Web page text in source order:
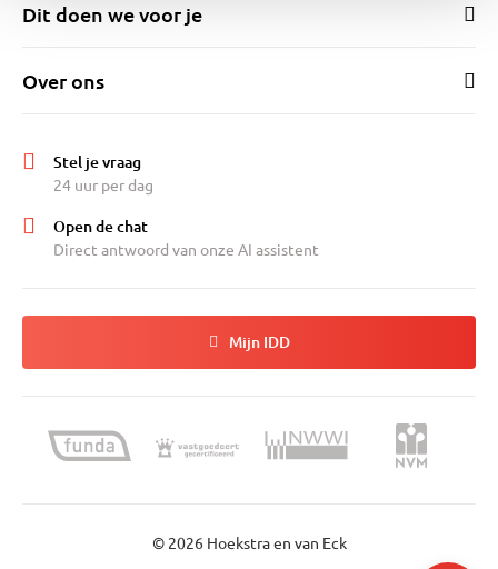
Dit doen we voor je
Over ons
Stel je vraag
24 uur per dag
Open de chat
Direct antwoord van onze AI assistent
Mijn IDD
© 2026 Hoekstra en van Eck